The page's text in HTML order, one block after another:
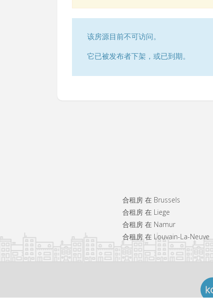
该房源目前不可访问。
它已被发布者下架，或已到期。
合租房 在 Brussels
合租房 在 Liege
合租房 在 Namur
合租房 在 Louvain-La-Neuve